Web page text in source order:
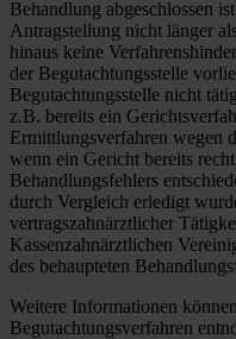
Behandlung abgeschlossen
Antragstellung nicht länger
hinaus keine
der Begutachtungsstelle
Begutachtungsstelle nicht
z.B. bereits ein
Ermittlungsverfahren wegen
wenn ein Gericht bereits
Behandlungsfehlers
durch Vergleich erledigt
vertragszahnärztlicher
Kassenzahnärztlichen
des behaupteten
Weitere Informationen
Begutachtungsverfahren